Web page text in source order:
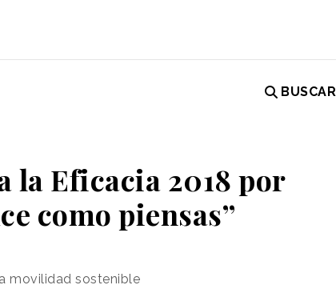
BUSCAR
la Eficacia 2018 por
como piensas”
movilidad sostenible